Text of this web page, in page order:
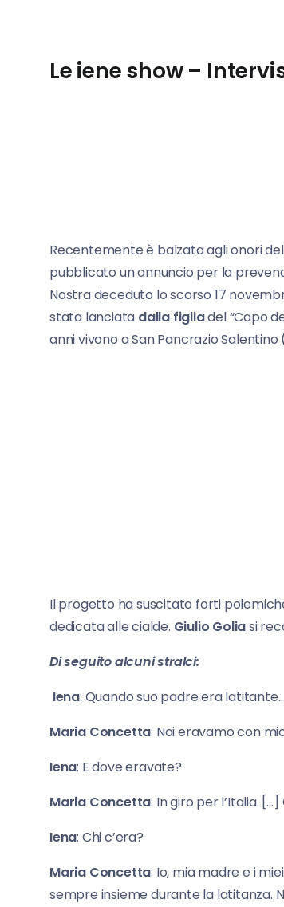
Le iene show –
Recentemente è balzata agli onori
pubblicato un annuncio per la
Nostra deceduto lo scorso 17
stata lanciata dalla figliadel “Capo
anni vivono a San Pancrazio Salentino
Il progetto ha suscitato forti
dedicata alle cialde. Giulio Goliasi
Di seguito alcuni stralci:
Iena: Quando suo padre era latitante…
Maria Concetta: Noi eravamo con
Iena: E dove eravate?
Maria Concetta: In giro per l’Italia.
Iena: Chi c’era?
Maria Concetta: Io, mia madre e i
sempre insieme durante la latitanza.